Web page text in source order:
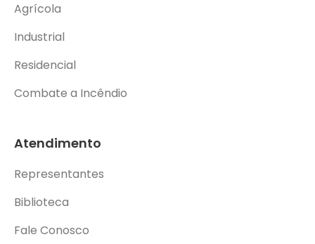
Agrícola
Industrial
Residencial
Combate a Incêndio
Atendimento
Representantes
Biblioteca
Fale Conosco